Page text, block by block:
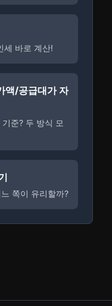
세 바로 계산!
액/공급대가 자
준? 두 방식 모
쪽이 유리할까?